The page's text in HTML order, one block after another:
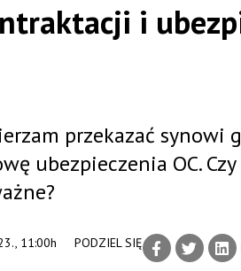
i
11:00h PODZIEL SIĘ
przekazać synowi
ubezpieczenia OC.